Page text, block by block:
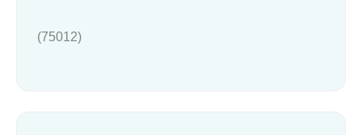
(75012)